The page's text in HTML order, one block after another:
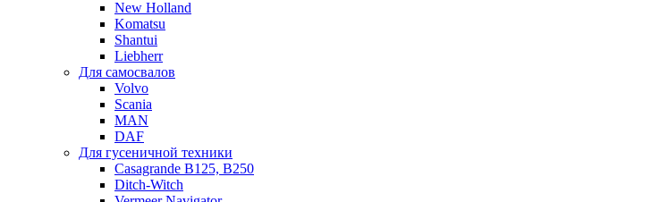
New Holland
Komatsu
Shantui
Liebherr
Для самосвалов
Volvo
Scania
MAN
DAF
Для гусеничной техники
Casagrande B125, B250
Ditch-Witch